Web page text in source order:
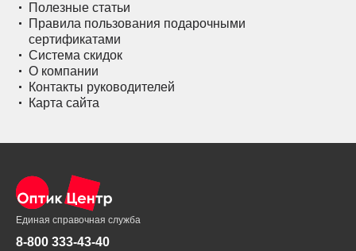
Полезные статьи
Правила пользования подарочными
сертификатами
Система скидок
О компании
Контакты руководителей
Карта сайта
Единая справочная служба
8-800 333-43-40